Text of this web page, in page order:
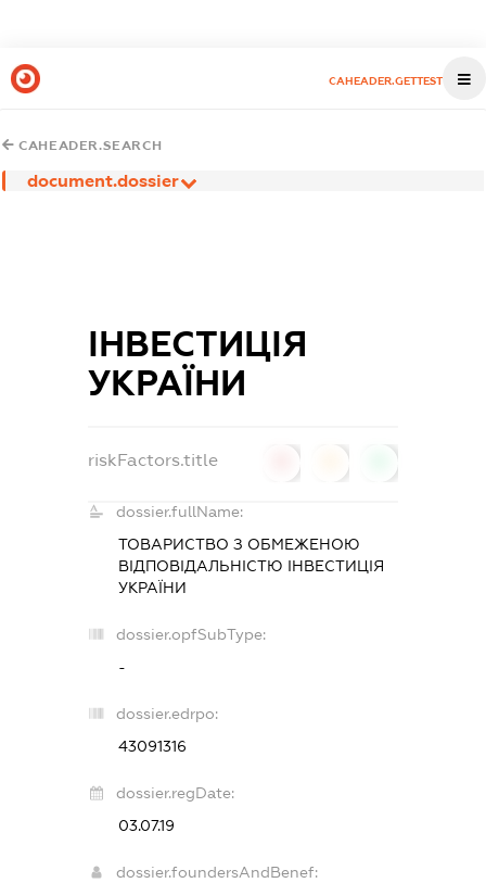
CAHEADER.GETTEST
CAHEADER.SEARCH
document.dossier
ІНВЕСТИЦІЯ
УКРАЇНИ
riskFactors.title
dossier.fullName:
ТОВАРИСТВО З ОБМЕЖЕНОЮ
ВІДПОВІДАЛЬНІСТЮ ІНВЕСТИЦІЯ
УКРАЇНИ
dossier.opfSubType:
-
dossier.edrpo:
43091316
dossier.regDate:
03.07.19
dossier.foundersAndBenef: